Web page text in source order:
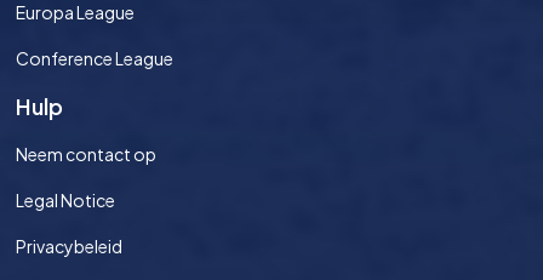
Europa League
Conference League
Hulp
Neem contact op
Legal Notice
Privacybeleid